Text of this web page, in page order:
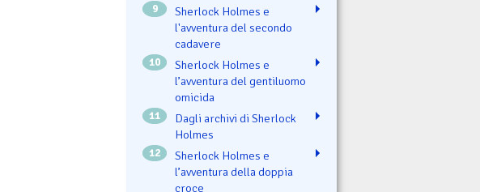
9
Sherlock Holmes e
l'avventura del secondo
cadavere
10
Sherlock Holmes e
l’avventura del gentiluomo
omicida
11
Dagli archivi di Sherlock
Holmes
12
Sherlock Holmes e
l’avventura della doppia
croce